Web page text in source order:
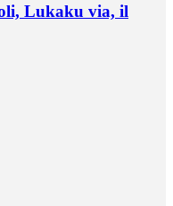
Lukaku via, il